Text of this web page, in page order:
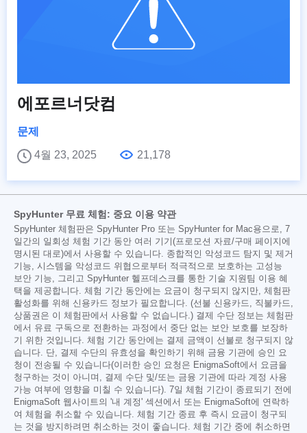
에포르너닷컴
문제
4월 23, 2025
21,178
SpyHunter 무료 체험: 중요 이용 약관
SpyHunter 체험판은 SpyHunter Pro 또는 SpyHunter for Mac용으로, 7
일간의 일회성 체험 기간 동안 여러 기기(프로모션 자료/구매 페이지에
명시된 대로)에서 사용할 수 있습니다. 종합적인 악성코드 탐지 및 제거
기능, 시스템을 악성코드 위협으로부터 적극적으로 보호하는 고성능
보안 기능, 그리고 SpyHunter 헬프데스크를 통한 기술 지원팀 이용 혜
택을 제공합니다. 체험 기간 동안에는 요금이 청구되지 않지만, 체험판
활성화를 위해 신용카드 정보가 필요합니다. (선불 신용카드, 직불카드,
상품권은 이 체험판에서 사용할 수 없습니다.) 결제 수단 정보는 체험판
에서 유료 구독으로 전환하는 과정에서 중단 없는 보안 보호를 보장하
기 위한 것입니다. 체험 기간 동안에는 결제 금액이 선불로 청구되지 않
습니다. 단, 결제 수단의 유효성을 확인하기 위해 금융 기관에 승인 요
청이 전송될 수 있습니다(이러한 승인 요청은 EnigmaSoft에서 요금을
청구하는 것이 아니며, 결제 수단 및/또는 금융 기관에 따라 계정 사용
가능 여부에 영향을 미칠 수 있습니다). 7일 체험 기간이 종료되기 전에
EnigmaSoft 웹사이트의 '내 계정' 섹션에서 또는 EnigmaSoft에 연락하
여 체험을 취소할 수 있습니다. 체험 기간 종료 후 즉시 요금이 청구되
는 것을 방지하려면 취소하는 것이 좋습니다. 체험 기간 중에 취소하면